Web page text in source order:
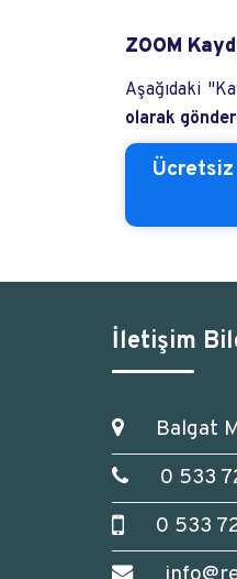
ZOOM
Aşağıdaki
olarak
Ücretsiz
İletişim
Balgat
0 533
0 533